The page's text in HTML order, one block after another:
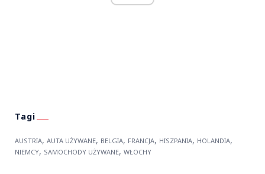
AUSTRIA, AUTA UŻYWANE, BELGIA, FRANCJA, HISZPANIA, HOLANDIA,
NIEMCY, SAMOCHODY UŻYWANE, WŁOCHY